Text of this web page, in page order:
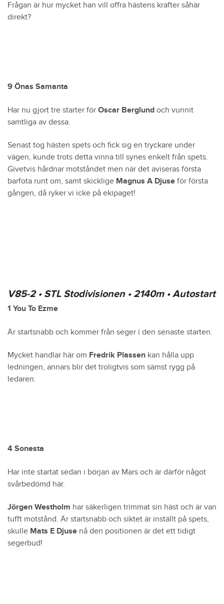
Frågan är hur mycket han vill offra hästens krafter såhär
direkt?
9 Önas Samanta
Har nu gjort tre starter för Oscar Berglund och vunnit
samtliga av dessa.
Senast tog hästen spets och fick sig en tryckare under
vägen, kunde trots detta vinna till synes enkelt från spets.
Givetvis hårdnar motståndet men när det aviseras första
barfota runt om, samt skicklige Magnus A Djuse för första
gången, då ryker vi icke på ekipaget!
V85-2 • STL Stodivisionen • 2140m • Autostart
1 You To Ezme
Är startsnabb och kommer från seger i den senaste starten.
Mycket handlar här om Fredrik Plassen kan hålla upp
ledningen, annars blir det troligtvis som sämst rygg på
ledaren.
4 Sonesta
Har inte startat sedan i början av Mars och är därför något
svårbedömd här.
Jörgen Westholm har säkerligen trimmat sin häst och är van
tufft motstånd. Är startsnabb och siktet är inställt på spets,
skulle Mats E Djuse nå den positionen är det ett tidigt
segerbud!